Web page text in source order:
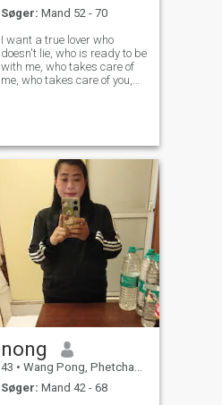
Søger: Mand 52 - 70
I want a true lover who
doesn't lie, who is ready to be
with me, who takes care of
me, who takes care of you,
nong
43 • Wang Pong, Phetchabun, Thailand
Søger: Mand 42 - 68